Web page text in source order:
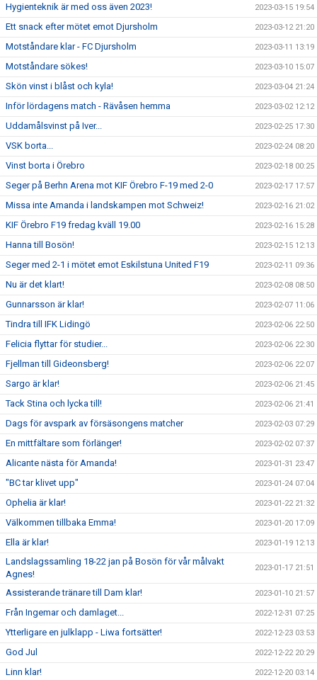
Hygienteknik är med oss även 2023! 2023-03-15 19:54
Ett snack efter mötet emot Djursholm 2023-03-12 21:20
Motståndare klar - FC Djursholm 2023-03-11 13:19
Motståndare sökes! 2023-03-10 15:07
Skön vinst i blåst och kyla! 2023-03-04 21:24
Inför lördagens match - Rävåsen hemma 2023-03-02 12:12
Uddamålsvinst på Iver... 2023-02-25 17:30
VSK borta... 2023-02-24 08:20
Vinst borta i Örebro 2023-02-18 00:25
Seger på Berhn Arena mot KIF Örebro F-19 med 2-0 2023-02-17 17:57
Missa inte Amanda i landskampen mot Schweiz! 2023-02-16 21:02
KIF Örebro F19 fredag kväll 19.00 2023-02-16 15:28
Hanna till Bosön! 2023-02-15 12:13
Seger med 2-1 i mötet emot Eskilstuna United F19 2023-02-11 09:36
Nu är det klart! 2023-02-08 08:50
Gunnarsson är klar! 2023-02-07 11:06
Tindra till IFK Lidingö 2023-02-06 22:50
Felicia flyttar för studier... 2023-02-06 22:30
Fjellman till Gideonsberg! 2023-02-06 22:07
Sargo är klar! 2023-02-06 21:45
Tack Stina och lycka till! 2023-02-06 21:41
Dags för avspark av försäsongens matcher 2023-02-03 07:29
En mittfältare som förlänger! 2023-02-02 07:37
Alicante nästa för Amanda! 2023-01-31 23:47
"BC tar klivet upp" 2023-01-24 07:04
Ophelia är klar! 2023-01-22 21:32
Välkommen tillbaka Emma! 2023-01-20 17:09
Ella är klar! 2023-01-19 12:13
Landslagssamling 18-22 jan på Bosön för vår målvakt
Agnes!
2023-01-17 21:51
Assisterande tränare till Dam klar! 2023-01-10 21:57
Från Ingemar och damlaget... 2022-12-31 07:25
Ytterligare en julklapp - Liwa fortsätter! 2022-12-23 03:53
God Jul 2022-12-22 20:29
Linn klar! 2022-12-20 03:14